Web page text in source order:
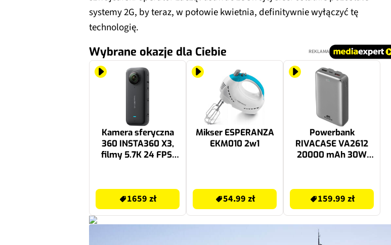
systemy 2G, by teraz, w połowie kwietnia, definitywnie wyłączyć tę
technologię.
Wybrane okazje dla Ciebie REKLAMA
Kamera sferyczna
360 INSTA360 X3,
filmy 5.7K 24 FPS,
1659 zł
Mikser ESPERANZA
EKM010 2w1
54.99 zł
Powerbank
RIVACASE VA2612
20000 mAh 30W
159.99 zł